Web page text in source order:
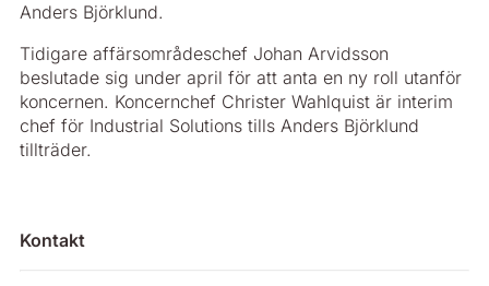
Anders Björklund.
Tidigare affärsområdeschef Johan Arvidsson
beslutade sig under april för att anta en ny roll utanför
koncernen. Koncernchef Christer Wahlquist är interim
chef för Industrial Solutions tills Anders Björklund
tillträder.
Kontakt